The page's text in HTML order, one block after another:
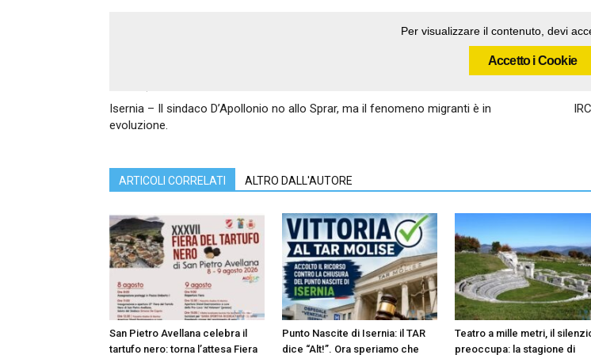
Per visualizzare il contenuto, devi
Accetto i Cookie
Isernia – Il sindaco D’Apollonio no allo Sprar, ma il fenomeno migranti è in
evoluzione.
ARTICOLI CORRELATI ALTRO DALL'AUTORE
San Pietro Avellana celebra il
tartufo nero: torna l’attesa Fiera
Punto Nascite di Isernia: il TAR
dice “Alt!”. Ora speriamo che
Teatro a mille metri, il
preoccupa: la stagione di